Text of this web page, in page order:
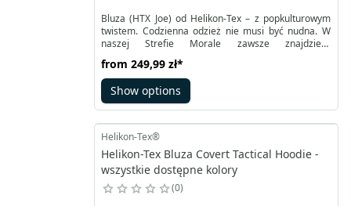
Bluza (HTX Joe) od Helikon-Tex – z popkulturowym
twistem. Codzienna odzież nie musi być nudna. W
naszej Strefie Morale zawsze znajdziesz
nawiązaniami. Tym razem inspirujemy się
popkulturą – bardzo popularną, amerykańską marką
figurek i kreskówek, skierowaną do miłośników
wojskowości, niekoniecznie najmłodszych. My
poważnie, tu – z przymrużeniem oka.
from 249,99 zł*
Show options
Helikon-Tex®
Helikon-Tex Bluza Covert Tactical Hoodie -
wszystkie dostępne kolory
0